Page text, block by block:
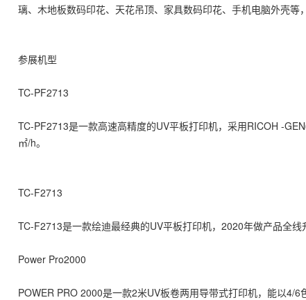
璃、木地板数码印花、天花吊顶、家具数码印花、手机电脑外壳等
参展机型
TC-PF2713
TC-PF2713是一款高速高精度的UV平板打印机，采用RICOH -
㎡/h。
TC-F2713
TC-F2713是一款绘迪最经典的UV平板打印机，2020年做产品全
Power Pro2000
POWER PRO 2000是一款2米UV板卷两用导带式打印机，能以4/